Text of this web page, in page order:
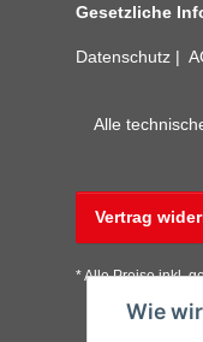
Wie
Gesetzliche
Datenschutz
Alle
Vertrag
* Alle Preise inkl.